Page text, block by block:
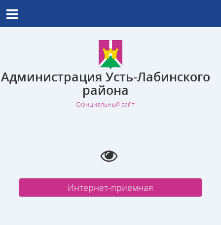
Администрация Усть-Лабинского
района
Официальный сайт
Интернет-приемная